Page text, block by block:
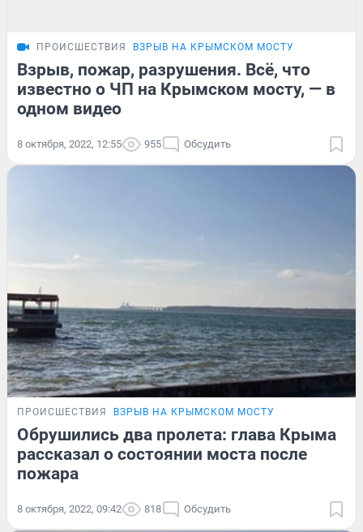
ПРОИСШЕСТВИЯ ВЗРЫВ НА КРЫМСКОМ МОСТУ
Взрыв, пожар, разрушения. Всё, что
известно о ЧП на Крымском мосту, — в
одном видео
8 октября, 2022, 12:55 955 Обсудить
ПРОИСШЕСТВИЯ ВЗРЫВ НА КРЫМСКОМ МОСТУ
Обрушились два пролета: глава Крыма
рассказал о состоянии моста после
пожара
8 октября, 2022, 09:42 818 Обсудить